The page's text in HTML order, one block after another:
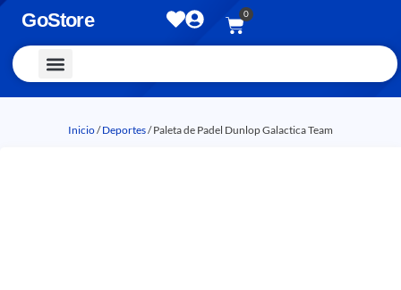
GoStore 0
Inicio/Deportes/ Paleta de Padel Dunlop Galactica Team